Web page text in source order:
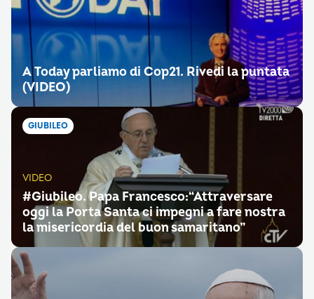
A Today parliamo di Cop21. Rivedi la puntata
(VIDEO)
GIUBILEO
VIDEO
#Giubileo. Papa Francesco:“Attraversare
oggi la Porta Santa ci impegni a fare nostra
la misericordia del buon samaritano”